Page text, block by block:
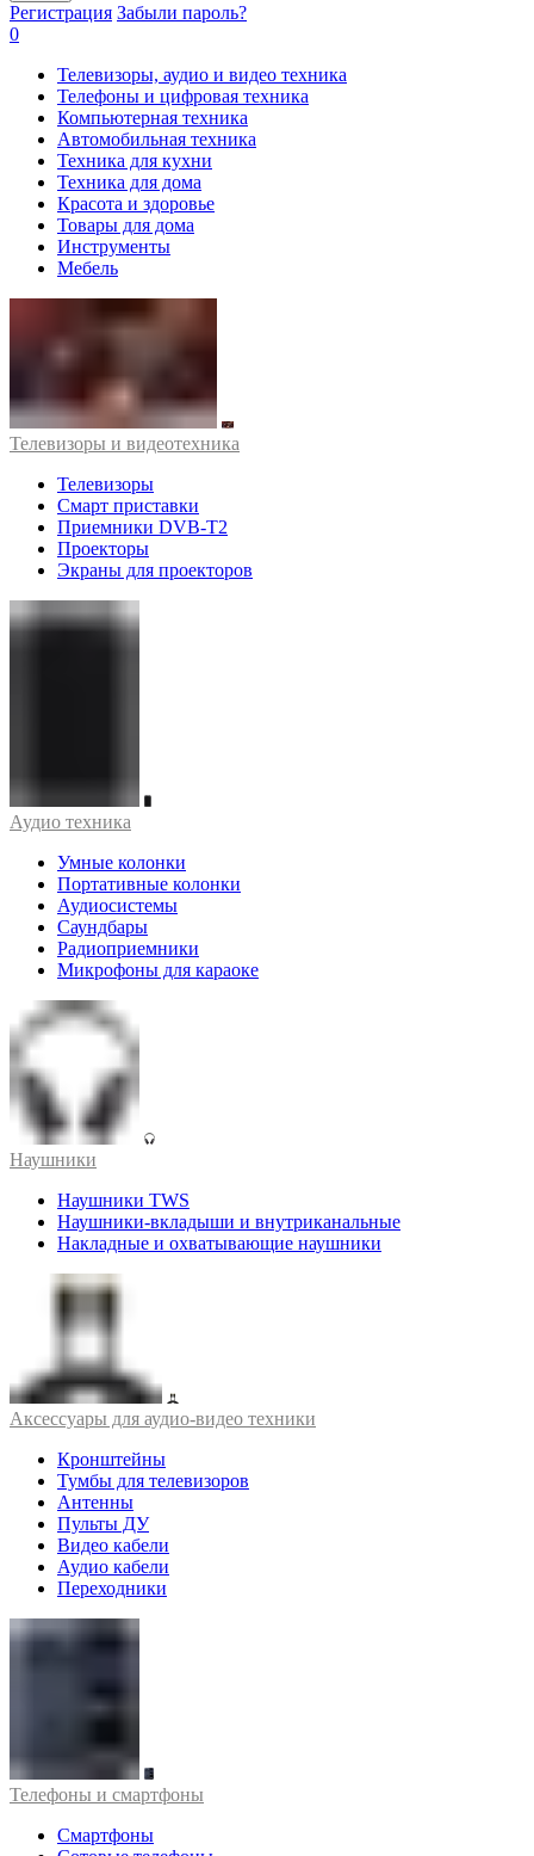
Регистрация Забыли пароль?
0
Телевизоры, аудио и видео техника
Телефоны и цифровая техника
Компьютерная техника
Автомобильная техника
Техника для кухни
Техника для дома
Красота и здоровье
Товары для дома
Инструменты
Мебель
Телевизоры и видеотехника
Телевизоры
Смарт приставки
Приемники DVB-T2
Проекторы
Экраны для проекторов
Аудио техника
Умные колонки
Портативные колонки
Аудиосистемы
Саундбары
Радиоприемники
Микрофоны для караоке
Наушники
Наушники TWS
Наушники-вкладыши и внутриканальные
Накладные и охватывающие наушники
Аксессуары для аудио-видео техники
Кронштейны
Тумбы для телевизоров
Антенны
Пульты ДУ
Видео кабели
Аудио кабели
Переходники
Телефоны и смартфоны
Смартфоны